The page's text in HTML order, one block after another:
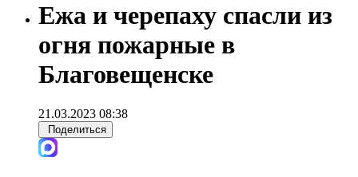
Ежа и черепаху спасли из
огня пожарные в
Благовещенске
21.03.2023 08:38
Поделиться